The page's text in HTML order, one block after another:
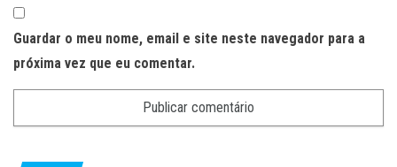
Guardar o meu nome, email e site neste navegador para a
próxima vez que eu comentar.